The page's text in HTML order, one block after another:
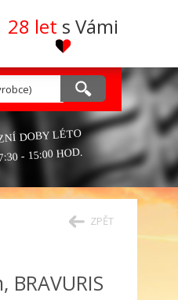
28 let s Vámi
DOBY LÉTO
- 15:00 HOD.
ZPĚT
BRAVURIS